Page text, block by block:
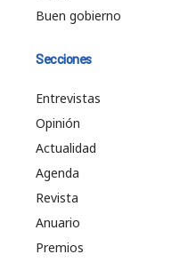
Buen gobierno
Secciones
Entrevistas
Opinión
Actualidad
Agenda
Revista
Anuario
Premios